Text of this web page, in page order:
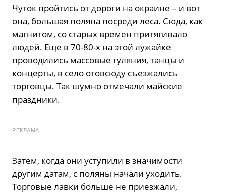
Чуток пройтись от дороги на окраине – и вот
она, большая поляна посреди леса. Сюда, как
магнитом, со старых времен притягивало
людей. Еще в 70-80-х на этой лужайке
проводились массовые гуляния, танцы и
концерты, в село отовсюду съезжались
торговцы. Так шумно отмечали майские
праздники.
РЕКЛАМА
Затем, когда они уступили в значимости
другим датам, с поляны начали уходить.
Торговые лавки больше не приезжали,